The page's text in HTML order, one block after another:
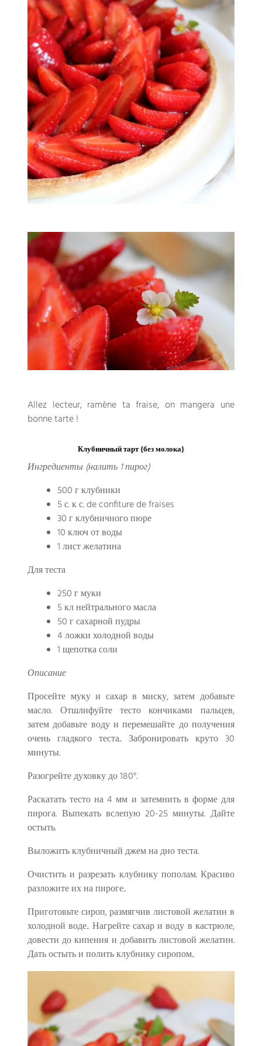
Allez lecteur, ramène ta fraise, on mangera une
bonne tarte!
Клубничный тарт {без молока}
Ингредиенты (налить 1 пирог)
500 г клубники
5 с. к с.de confiture de fraises
30 г клубничного пюре
10 ключ от воды
1 лист желатина
Для теста
250 г муки
5 кл нейтрального масла
50 г сахарной пудры
4 ложки холодной воды
1 щепотка соли
Описание
Просейте муку и сахар в миску, затем добавьте
масло. Отшлифуйте тесто кончиками пальцев,
затем добавьте воду и перемешайте до получения
очень гладкого теста.. Забронировать круто 30
минуты.
Разогрейте духовку до 180°.
Раскатать тесто на 4 мм и затемнить в форме для
пирога. Выпекать вслепую 20-25 минуты. Дайте
остыть.
Выложить клубничный джем на дно теста.
Очистить и разрезать клубнику пополам. Красиво
разложите их на пироге..
Приготовьте сироп, размягчив листовой желатин в
холодной воде.. Нагрейте сахар и воду в кастрюле,
довести до кипения и добавить листовой желатин.
Дать остыть и полить клубнику сиропом..